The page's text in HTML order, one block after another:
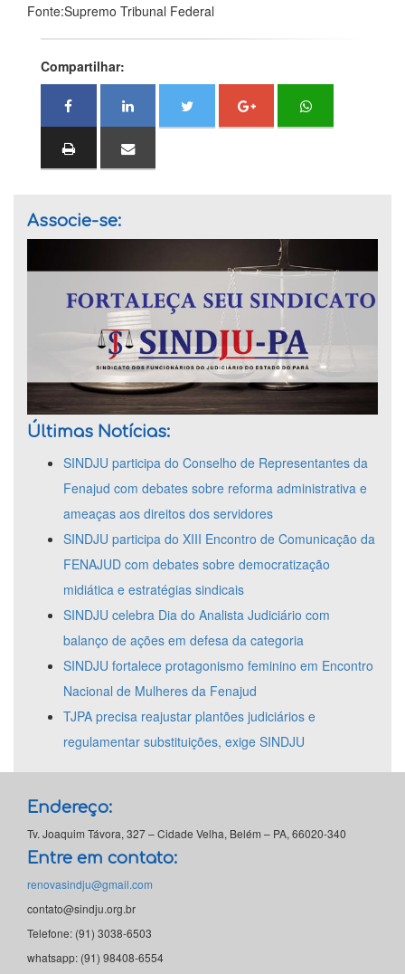
Fonte:Supremo Tribunal Federal
Compartilhar:
Associe-se:
Últimas Notícias:
SINDJU participa do Conselho de Representantes da
Fenajud com debates sobre reforma administrativa e
ameaças aos direitos dos servidores
SINDJU participa do XIII Encontro de Comunicação da
FENAJUD com debates sobre democratização
midiática e estratégias sindicais
SINDJU celebra Dia do Analista Judiciário com
balanço de ações em defesa da categoria
SINDJU fortalece protagonismo feminino em Encontro
Nacional de Mulheres da Fenajud
TJPA precisa reajustar plantões judiciários e
regulamentar substituições, exige SINDJU
Endereço:
Tv. Joaquim Távora, 327 – Cidade Velha, Belém – PA, 66020-340
Entre em contato:
renovasindju@gmail.com
contato@sindju.org.br
Telefone: (91) 3038-6503
whatsapp: (91) 98408-6554